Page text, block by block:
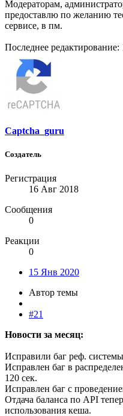
Модераторам,
предоставлю по желанию
сервисе, в пм.
Последнее редактирование:
Captcha_guru
Создатель
Регистрация
16 Авг 2018
Сообщения
0
Реакции
0
15 Янв 2020
Автор темы
#21
Новости за месяц:
Исправили баг реф.
Исправлен баг в
120 сек.
Исправлен баг с
Отдача баланса по API
использования кеша.